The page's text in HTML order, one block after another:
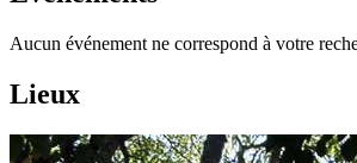
Aucun événement ne correspond à votre
Lieux